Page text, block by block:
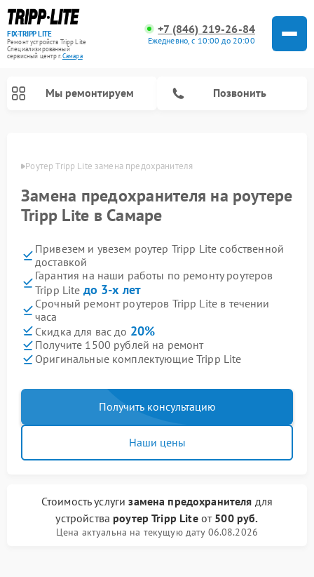
FIX-TRIPP LITE
Ремонт устройств Tripp Lite
Специализированный
cервисный центр г.Самара
+7 (846) 219-26-84
Ежедневно, с 10:00 до 20:00
Мы ремонтируем Позвонить
Роутер Tripp Lite замена предохранителя
Замена предохранителя на роутере
Tripp Lite в Самаре
Привезем и увезем роутер Tripp Lite собственной
доставкой
Гарантия на наши работы по ремонту роутеров
Tripp Lite до 3-х лет
Срочный ремонт роутеров Tripp Lite в течении
часа
Скидка для вас до 20%
Получите 1500 рублей на ремонт
Оригинальные комплектующие Tripp Lite
Получить консультацию
Наши цены
Стоимость услугизамена предохранителя для
устройства роутер Tripp Liteот 500 руб.
Цена актуальна на текущую дату 06.08.2026